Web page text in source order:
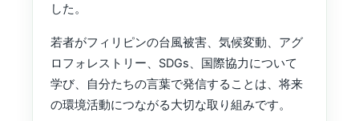
した。
若者がフィリピンの台風被害、気候変動、アグ
ロフォレストリー、SDGs、国際協力について
学び、自分たちの言葉で発信することは、将来
の環境活動につながる大切な取り組みです。